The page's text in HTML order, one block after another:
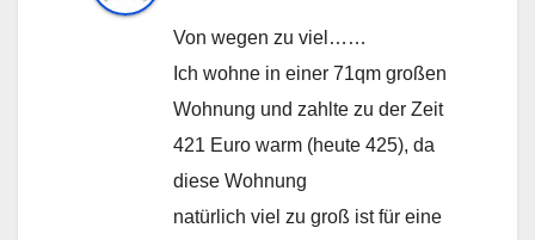
Von wegen zu viel……
Ich wohne in einer 71qm großen
Wohnung und zahlte zu der Zeit
421 Euro warm (heute 425), da
diese Wohnung
natürlich viel zu groß ist für eine